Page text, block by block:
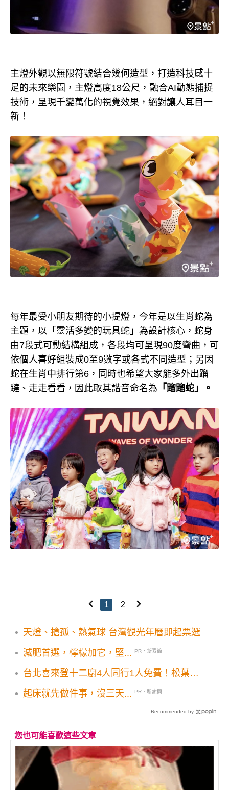
主燈外觀以無限符號結合幾何造型，打造科技感十
足的未來樂園，主燈高度18公尺，融合AI動態捕捉
技術，呈現千變萬化的視覺效果，絕對讓人耳目一
新！
每年最受小朋友期待的小提燈，今年是以生肖蛇為
主題，以「靈活多變的玩具蛇」為設計核心，蛇身
由7段式可動結構組成，各段均可呈現90度彎曲，可
依個人喜好組裝成0至9數字或各式不同造型；另因
蛇在生肖中排行第6，同時也希望大家能多外出蹓
躂、走走看看，因此取其諧音命名為 「蹓蹓蛇」。
1 2
天燈、搶孤、熱氣球 台灣觀光年曆即起票選
減肥首選，檸檬加它，堅...
PR・新素簡
台北喜來登十二廚4人同行1人免費！松葉蟹
起床就先做件事，沒三天...
PR・新素簡
Recommended by
您也可能喜歡這些文章